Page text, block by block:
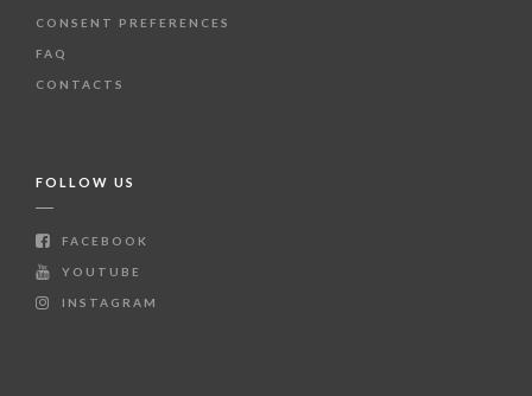
CONSENT PREFERENCES
FAQ
CONTACTS
FOLLOW US
FACEBOOK
YOUTUBE
INSTAGRAM